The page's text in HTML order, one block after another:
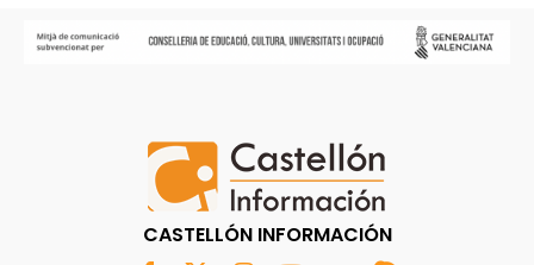
CASTELLÓN INFORMACIÓN